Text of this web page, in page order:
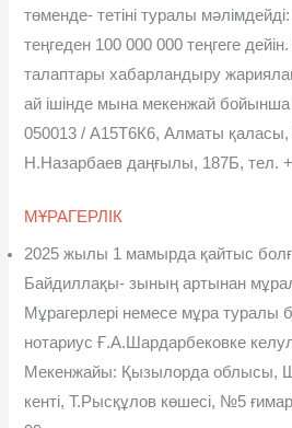
төменде- тетіні туралы
теңгеден 100 000 000 теңгеге
талаптары хабарландыру
ай ішінде мына мекенжай
050013 / А15Т6К6, Алматы
Н.Назарбаев даңғылы, 187Б, тел.
МҰРАГЕРЛІК
2025 жылы 1 мамырда қайтыс
Байдиллақы- зының артынан
Мұрагерлері немесе мұра туралы
нотариус Ғ.А.Шардарбековке
Мекенжайы: Қызылорда облысы,
кенті, Т.Рысқұлов көшесі, №5